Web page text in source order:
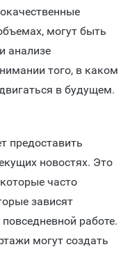
могут быть
анализе
того, в каком
в будущем.
предоставить
новостях. Это
часто
зависят
работе.
могут создать